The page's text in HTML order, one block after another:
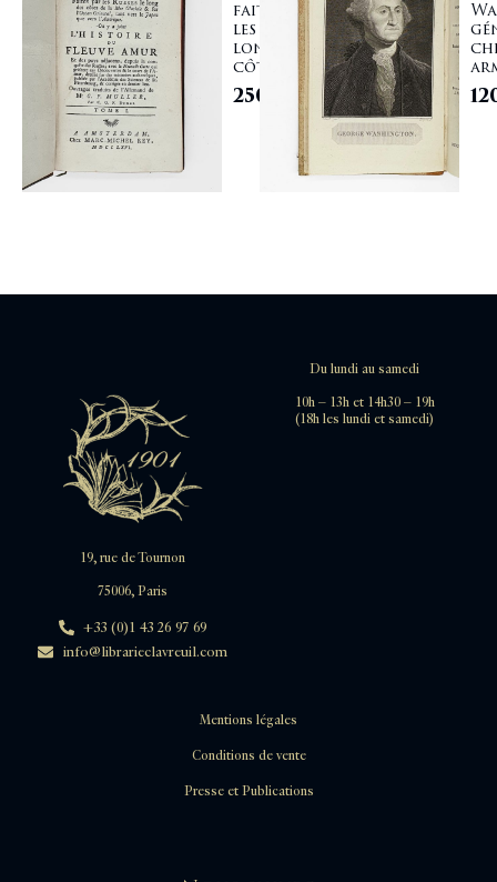
faites par
les russes le
long des
côtes de ...
2500,00 €
Du lundi au samedi
10h – 13h et 14h30 – 19h
(18h les lundi et samedi)
19, rue de Tournon
75006, Paris
+33 (0)1 43 26 97 69
info@librarieclavreuil.com
Mentions légales
Conditions de vente
Presse et Publications